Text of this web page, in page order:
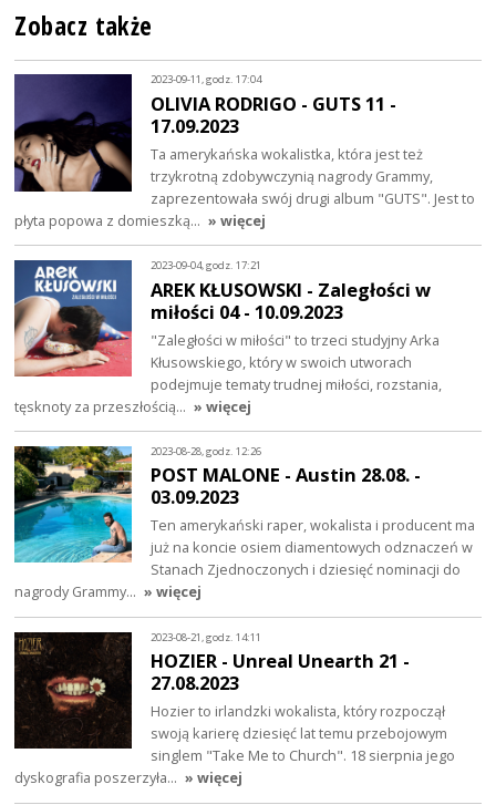
Zobacz także
2023-09-11, godz. 17:04
OLIVIA RODRIGO - GUTS 11 -
17.09.2023
Ta amerykańska wokalistka, która jest też
trzykrotną zdobywczynią nagrody Grammy,
zaprezentowała swój drugi album "GUTS". Jest to
płyta popowa z domieszką… » więcej
2023-09-04, godz. 17:21
AREK KŁUSOWSKI - Zaległości w
miłości 04 - 10.09.2023
"Zaległości w miłości" to trzeci studyjny Arka
Kłusowskiego, który w swoich utworach
podejmuje tematy trudnej miłości, rozstania,
tęsknoty za przeszłością… » więcej
2023-08-28, godz. 12:26
POST MALONE - Austin 28.08. -
03.09.2023
Ten amerykański raper, wokalista i producent ma
już na koncie osiem diamentowych odznaczeń w
Stanach Zjednoczonych i dziesięć nominacji do
nagrody Grammy… » więcej
2023-08-21, godz. 14:11
HOZIER - Unreal Unearth 21 -
27.08.2023
Hozier to irlandzki wokalista, który rozpoczął
swoją karierę dziesięć lat temu przebojowym
singlem "Take Me to Church". 18 sierpnia jego
dyskografia poszerzyła… » więcej